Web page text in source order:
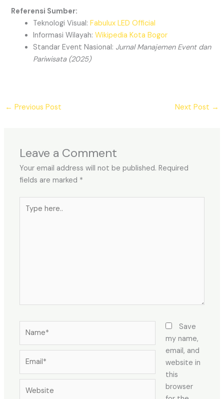
Referensi Sumber:
Teknologi Visual:Fabulux LED Official
Informasi Wilayah:Wikipedia Kota Bogor
Standar Event Nasional: Jurnal Manajemen Event dan
Pariwisata (2025)
← Previous Post Next Post →
Leave a Comment
Your email address will not be published. Required
fields are marked *
here..
Save
my name,
email, and
website in
this
browser